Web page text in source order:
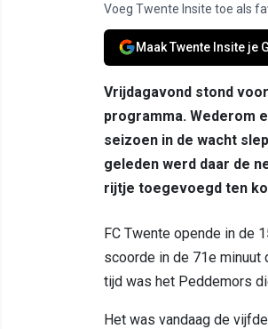
Voeg Twente Insite toe als
Maak Twente Insite je
Vrijdagavond stond
programma. Wederom
seizoen in de wacht
geleden werd daar de
rijtje toegevoegd ten
FC Twente opende in de
scoorde in de 71e minuut
tijd was het Peddemors
Het was vandaag de